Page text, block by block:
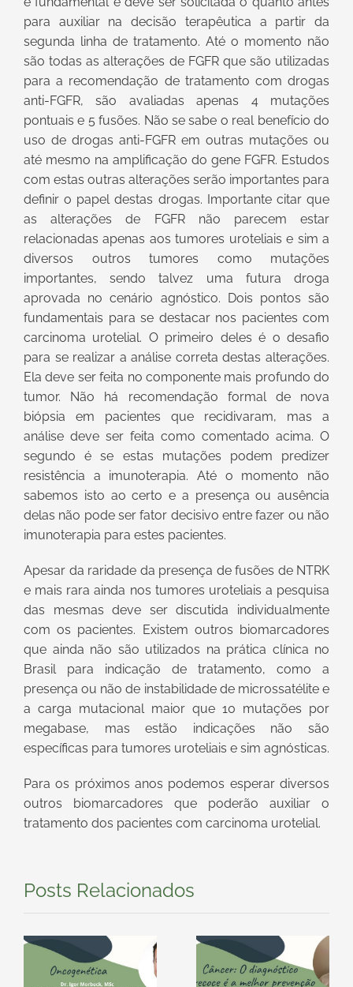
para auxiliar na decisão terapêutica a partir da
segunda linha de tratamento. Até o momento não
são todas as alterações de FGFR que são utilizadas
para a recomendação de tratamento com drogas
anti-FGFR, são avaliadas apenas 4 mutações
pontuais e 5 fusões. Não se sabe o real benefício do
uso de drogas anti-FGFR em outras mutações ou
até mesmo na amplificação do gene FGFR. Estudos
com estas outras alterações serão importantes para
definir o papel destas drogas. Importante citar que
as alterações de FGFR não parecem estar
relacionadas apenas aos tumores uroteliais e sim a
diversos outros tumores como mutações
importantes, sendo talvez uma futura droga
aprovada no cenário agnóstico. Dois pontos são
fundamentais para se destacar nos pacientes com
carcinoma urotelial. O primeiro deles é o desafio
para se realizar a análise correta destas alterações.
Ela deve ser feita no componente mais profundo do
tumor. Não há recomendação formal de nova
biópsia em pacientes que recidivaram, mas a
análise deve ser feita como comentado acima. O
segundo é se estas mutações podem predizer
resistência a imunoterapia. Até o momento não
sabemos isto ao certo e a presença ou ausência
delas não pode ser fator decisivo entre fazer ou não
imunoterapia para estes pacientes.
Apesar da raridade da presença de fusões de NTRK
e mais rara ainda nos tumores uroteliais a pesquisa
das mesmas deve ser discutida individualmente
com os pacientes. Existem outros biomarcadores
que ainda não são utilizados na prática clínica no
Brasil para indicação de tratamento, como a
presença ou não de instabilidade de microssatélite e
a carga mutacional maior que 10 mutações por
megabase, mas estão indicações não são
específicas para tumores uroteliais e sim agnósticas.
Para os próximos anos podemos esperar diversos
outros biomarcadores que poderão auxiliar o
tratamento dos pacientes com carcinoma urotelial.
Posts Relacionados